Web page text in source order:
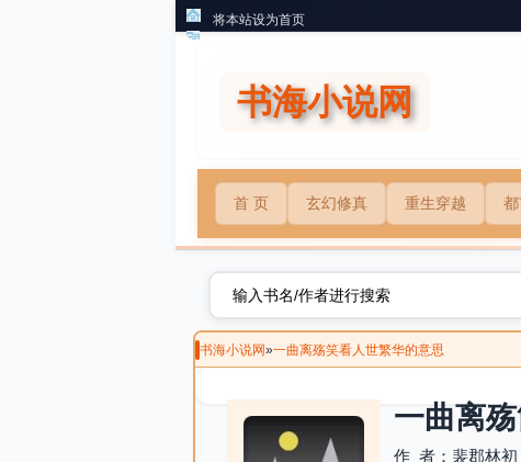
将本站设为首页
书海小说网
首 页 玄幻修真 重生穿越
书海小说网»一曲离殇笑看人世繁华的意思
一曲离
作 者：裴郡林初